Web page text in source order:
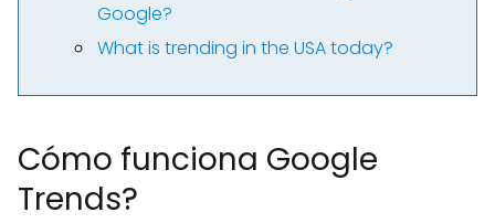
Google?
What is trending in the USA today?
Cómo funciona Google
Trends?